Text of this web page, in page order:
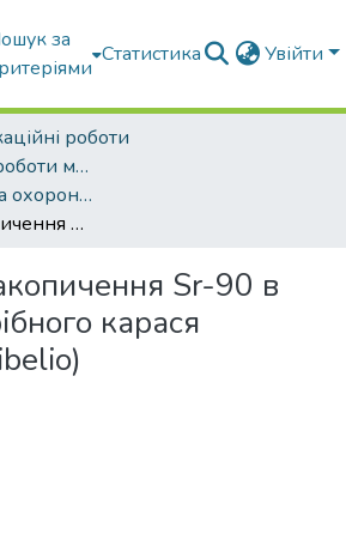
за
Статистика Увійти
роботи
Кваліфікаційні роботи магістрів
ОПП "Екологія та охорона навколишнього середовища"
Динаміка накопичення Sr-90 в лусці риб срібного карася (Carassius gibelio)
Sr-90 в
карася